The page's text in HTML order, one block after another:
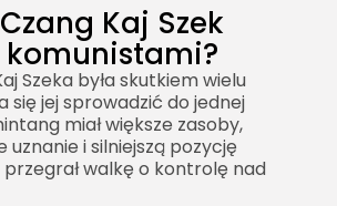
Kaj Szek
komunistami?
Szeka była skutkiem wielu
się jej sprowadzić do jednej
miał większe zasoby,
i silniejszą pozycję
walkę o kontrolę nad